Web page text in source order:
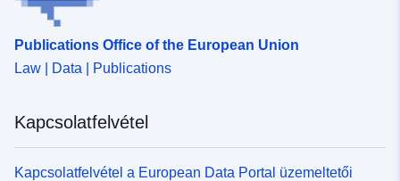
Publications Office of the European Union
Law | Data | Publications
Kapcsolatfelvétel
Kapcsolatfelvétel a European Data Portal üzemeltetői